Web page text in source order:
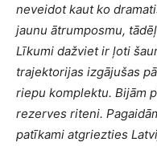
neveidot kaut ko
jaunu ātrumposmu,
Līkumi dažviet ir ļoti
trajektorijas izgājušas
riepu komplektu. Bijām
rezerves riteni.
patīkami atgriezties